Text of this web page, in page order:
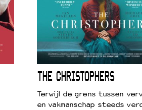
THE CHRISTOPHERS
Terwijl de grens tussen
en vakmanschap steeds